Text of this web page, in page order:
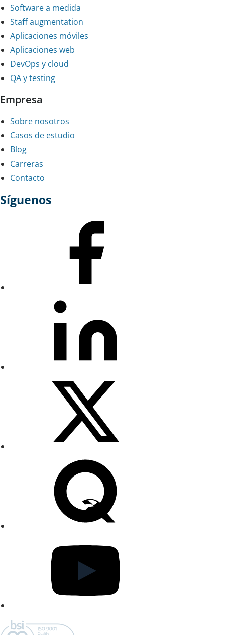
Software a medida
Staff augmentation
Aplicaciones móviles
Aplicaciones web
DevOps y cloud
QA y testing
Empresa
Sobre nosotros
Casos de estudio
Blog
Carreras
Contacto
Síguenos